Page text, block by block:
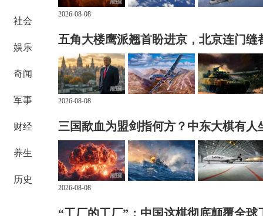
社会
娱乐
奇闻
军事
财经
养生
历史
2026-08-08
五角大楼鹰派翘首盼进京，北京连门缝
2026-08-08
三国歃血为盟剑指何方？中东大棋有人
2026-08-08
“工厂的工厂”：中国这棋彻底颠覆全球